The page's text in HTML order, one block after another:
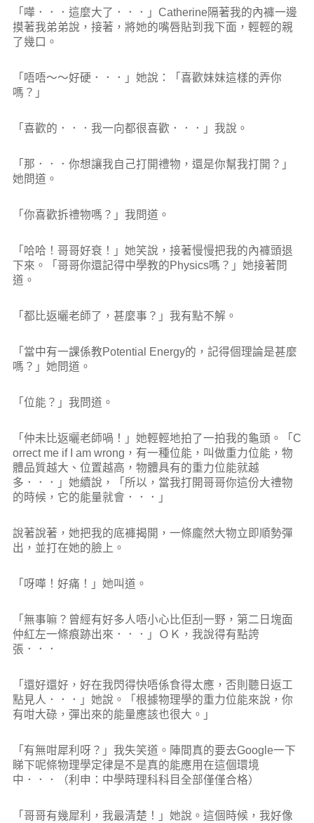
「嘩．．．這麼大了．．．」Catherine隔著我的內褲一邊
摸著我弟弟說，接著，將她的嘴唇貼到我下面，輕輕的親
了幾口。
「唔唔～～好硬．．．」她說：「喜歡妹妹這樣的弄你
嗎？」
「喜歡的．．．我一向都很喜歡．．．」我說。
「那．．．你想讓我自己打開禮物，還是你幫我打開？」
她問道。
「你喜歡拆禮物嗎？」我問道。
「哈哈！哥哥好衰！」她笑說，接著慢慢把我的內褲頭退
下來。「哥哥你還記得中學教的Physics嗎？」她接著問
道。
「都比返曬老師了，甚麼事？」我有點不解。
「當中有一課係教Potential Energy的，記得個理論是甚麼
嗎？」她問道。
「位能？」我問道。
「仲未比返曬老師喎！」她輕輕地拍了一拍我的龜頭。「C
orrect me if I am wrong，有一種位能，叫做重力位能，物
體品質越大、位置越高，物體具有的重力位能就越
多．．．」她續說，「所以，當我打開哥哥你這份大禮物
的時候，它的能量就會．．．」
說著說著，她把我的底褲揭開，一條龐然大物立即順勢彈
出，並打在她的臉上。
「呀嘩！好痛！」她叫道。
「無事嘛？曾經有好多人唔小心比佢刮一野，第二日塊面
仲紅左一條痕跡出來．．．」ＯＫ，我說得有點誇
張．．．
「還好還好，好在我閃得快唔係食得太應，否則聽日返工
點見人．．．」她說。「根據物理學的重力位能來說，你
有咁大碌，彈出來的能量應該也很大。」
「有無咁犀利呀？」我失笑道。陣間真的要去Google一下
睇下呢條物理學定律是不是真的能應用在這個環境
中．．．（利申：中學時理科科目全部僅僅合格）
「哥哥有幾犀利，我最清楚！」她說。這個時候，我好像